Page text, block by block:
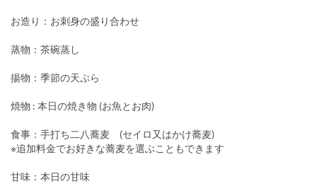
お造り：お刺身の盛り合わせ
蒸物：茶碗蒸し
揚物：季節の天ぷら
焼物 : 本日の焼き物 (お魚とお肉)
食事：手打ち二八蕎麦 (セイロ又はかけ蕎麦)
※追加料金でお好きな蕎麦を選ぶこともできます
甘味：本日の甘味